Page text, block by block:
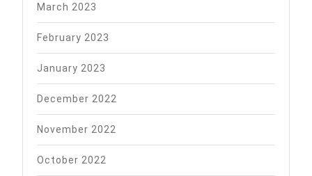
March 2023
February 2023
January 2023
December 2022
November 2022
October 2022